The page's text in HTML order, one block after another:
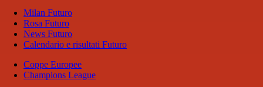
Milan Futuro
Rosa Futuro
News Futuro
Calendario e risultati Futuro
Coppe Europee
Champions League